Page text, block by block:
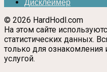
Дисклеймер
© 2026 HardHodl.com
На этом сайте
статистических данных.
только для ознакомления
услугой.